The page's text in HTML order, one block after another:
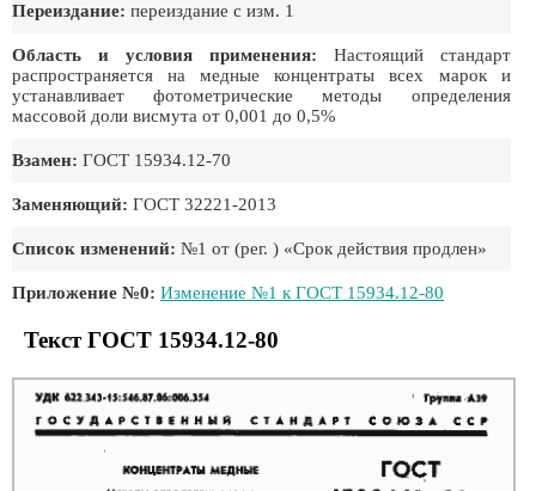
Переиздание: переиздание с изм. 1
Область и условия применения: Настоящий стандарт
распространяется на медные концентраты всех марок и
устанавливает фотометрические методы определения
массовой доли висмута от 0,001 до 0,5%
Взамен: ГОСТ 15934.12-70
Заменяющий: ГОСТ 32221-2013
Список изменений: №1 от (рег. ) «Срок действия продлен»
Приложение №0: Изменение №1 к ГОСТ 15934.12-80
Текст ГОСТ 15934.12-80